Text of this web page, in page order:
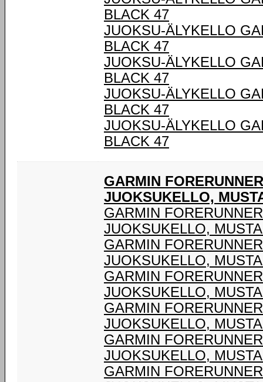
BLACK 47
JUOKSU-ÄLYKELLO
BLACK 47
JUOKSU-ÄLYKELLO
BLACK 47
JUOKSU-ÄLYKELLO
BLACK 47
JUOKSU-ÄLYKELLO
BLACK 47
GARMIN
JUOKSUKELLO,
GARMIN
JUOKSUKELLO,
GARMIN
JUOKSUKELLO,
GARMIN
JUOKSUKELLO,
GARMIN
JUOKSUKELLO,
GARMIN
JUOKSUKELLO,
GARMIN